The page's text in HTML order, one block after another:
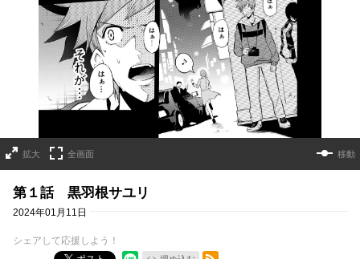
拡大 全画面 移動
第１話 黒羽根サユリ
2024年01月11日
シェアして応援しよう！
RSSフィード